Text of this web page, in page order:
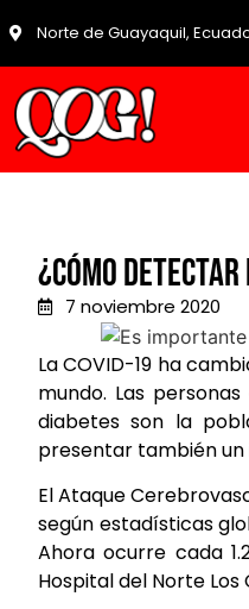
Norte de Guayaquil,
¿Cómo detectar
7 noviembre 2020
La COVID-19 ha
mundo. Las
diabetes son la
presentar también
El Ataque
según estadísticas
Ahora ocurre cada
Hospital del Norte Los